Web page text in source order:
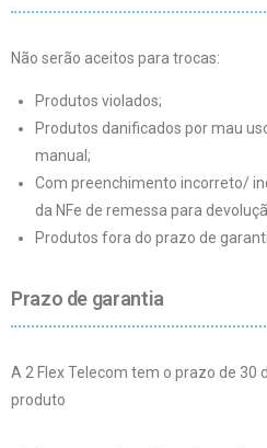
Não serão aceitos para trocas:
Produtos violados;
Produtos danificados por mau
manual;
Com preenchimento incorreto/
da NFe de remessa para
Produtos fora do prazo de
Prazo de garantia
A 2 Flex Telecom tem o prazo de
produto